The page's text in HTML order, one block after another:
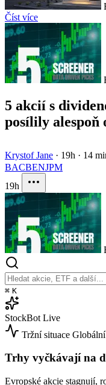
Číst více
5 akcií s
posílily alespoň
Krystof Jane · 19h · 14
BACBENJPM
19h
⌘ K
StockBot Live
Tržní situace
Trhy vyčkávají na
Evropské akcie stagnují,